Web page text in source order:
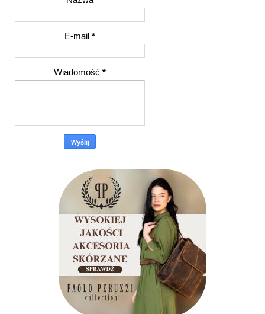
E-mail *
Wiadomość *